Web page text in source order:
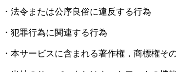
・法令または公序良俗に違反する行為
・犯罪行為に関連する行為
・本サービスに含まれる著作権，商標権そ